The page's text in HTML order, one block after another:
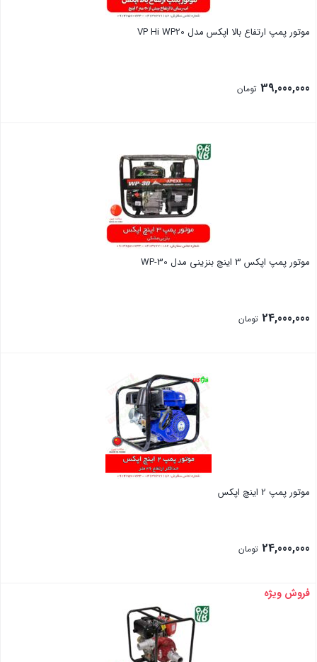
موتور پمپ ارتفاع بالا اپکس مدل VP Hi WP20
39,000,000 تومان
موتور پمپ اپکس 3 اینچ بنزینی مدل WP-30
24,000,000 تومان
موتور پمپ 2 اینچ اپکس
24,000,000 تومان
بستن
فروش ویژه